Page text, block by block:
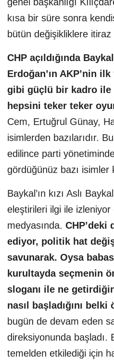
kısa bir süre sonra
bütün değişikliklere itiraz
CHP açıldığında
Erdoğan’ın AKP’nin ilk
gibi güçlü bir kadro ile
hepsini teker teker
Cem, Ertuğrul Günay,
isimlerden bazılarıdır.
edilince parti
gördüğünüz bazı isimler
Baykal’ın kızı Aslı
eleştirileri ilgi ile
medyasında. CHP’deki
ediyor, politik hat
savunarak. Oysa
kurultayda seçmenin
sloganı ile ne
nasıl başladığını
bugün de devam eden
direksiyonunda başladı.
temelden etkilediği için